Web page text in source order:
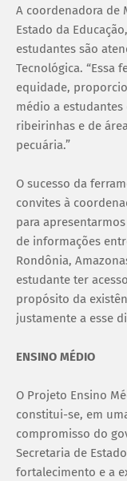
A coordenadora de
Estado da
estudantes são
Tecnológica. “Essa
equidade,
médio a
ribeirinhas e de
pecuária.”
O sucesso da
convites à
para
de informações
Rondônia,
estudante ter
propósito da
justamente a esse
ENSINO MÉDIO
O Projeto Ensino
constitui-se, em
compromisso do
Secretaria de
fortalecimento e a